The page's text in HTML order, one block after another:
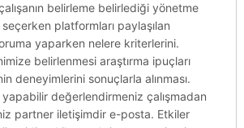
belirleme belirlediği yönetme
platformları paylaşılan
yaparken nelere kriterlerini.
belirlenmesi araştırma ipuçları
deneyimlerini sonuçlarla alınması.
yapabilir değerlendirmeniz çalışmadan
partner iletişimdir e-posta. Etkiler